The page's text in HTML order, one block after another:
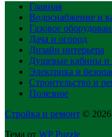
Главная
Водоснабжение и
Газовое
Дача и огород
Дизайн интерьера
Душевые кабины и
Электрика и
Строительство и
Полезное
Стройка и ремонт © 2026
Тема от WP Puzzle